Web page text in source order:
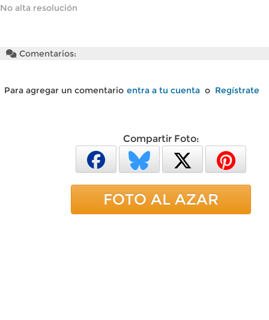
No alta resolución
Comentarios:
Para agregar un comentario entra a tu cuenta o Regístrate
Compartir Foto:
FOTO AL AZAR